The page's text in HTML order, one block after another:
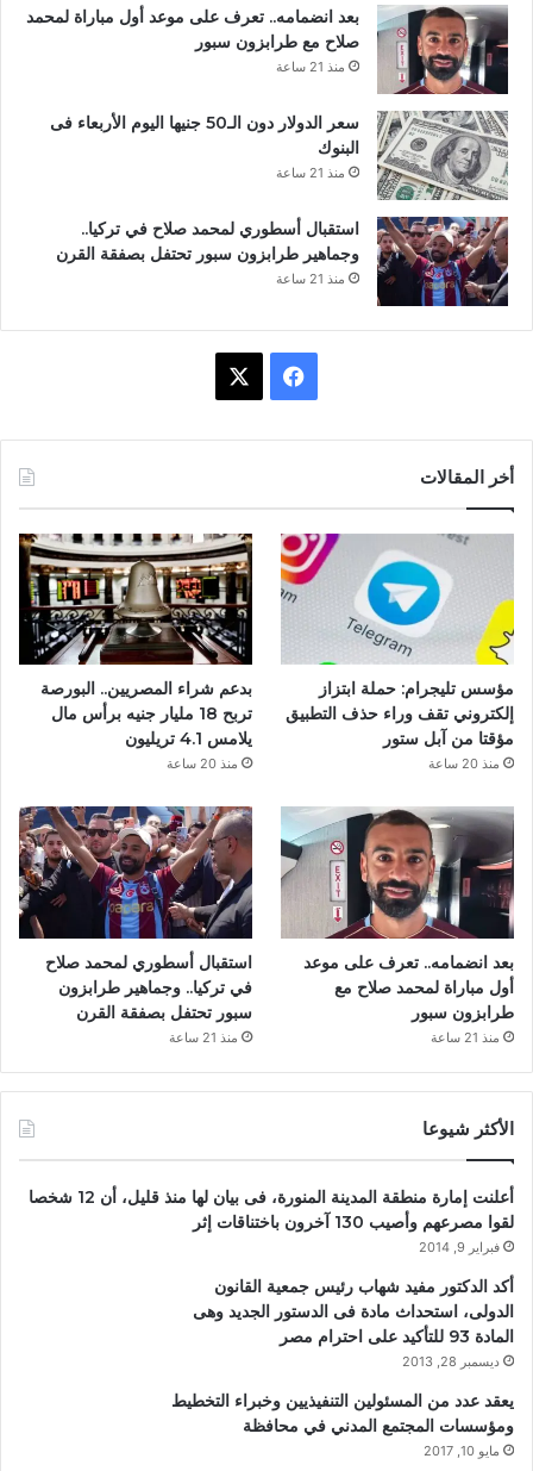
بعد انضمامه.. تعرف على موعد أول مباراة لمحمد
صلاح مع طرابزون سبور
منذ 21 ساعة
سعر الدولار دون الـ50 جنيها اليوم الأربعاء فى
البنوك
منذ 21 ساعة
استقبال أسطوري لمحمد صلاح في تركيا..
وجماهير طرابزون سبور تحتفل بصفقة القرن
منذ 21 ساعة
و
أخر المقالات
مؤسس تليجرام: حملة ابتزاز
إلكتروني تقف وراء حذف التطبيق
مؤقتا من آبل ستور
منذ 20 ساعة
بدعم شراء المصريين.. البورصة
تربح 18 مليار جنيه برأس مال
يلامس 4.1 تريليون
منذ 20 ساعة
بعد انضمامه.. تعرف على موعد
أول مباراة لمحمد صلاح مع
طرابزون سبور
منذ 21 ساعة
استقبال أسطوري لمحمد صلاح
في تركيا.. وجماهير طرابزون
سبور تحتفل بصفقة القرن
منذ 21 ساعة
الأكثر شيوعا
أعلنت إمارة منطقة المدينة المنورة، فى بيان لها منذ قليل، أن 12 شخصا
لقوا مصرعهم وأصيب 130 آخرون باختناقات إثر
فبراير 9, 2014
أكد الدكتور مفيد شهاب رئيس جمعية القانون
الدولى، استحداث مادة فى الدستور الجديد وهى
المادة 93 للتأكيد على احترام مصر
ديسمبر 28, 2013
يعقد عدد من المسئولين التنفيذيين وخبراء التخطيط
ومؤسسات المجتمع المدني في محافظة
مايو 10, 2017